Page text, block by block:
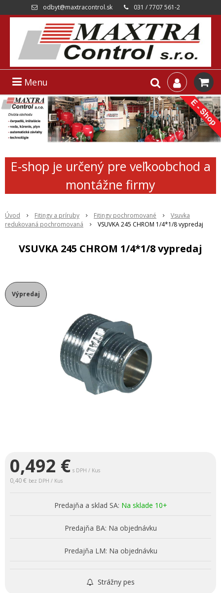
odbyt@maxtracontrol.sk 031 / 7707 561-2
Menu
E-shop je určený pre veľkoobchod a
montážne firmy
Úvod Fitingy a príruby Fitingy pochromované
Vsuvka
redukovaná pochromovaná
VSUVKA 245 CHROM 1/4*1/8 vypredaj
VSUVKA 245 CHROM 1/4*1/8 vypredaj
Výpredaj
0,492 € s DPH / Kus
0,40 € bez DPH / Kus
Predajňa a sklad SA: Na sklade 10+
Predajňa BA: Na objednávku
Predajňa LM: Na objednávku
Strážny pes